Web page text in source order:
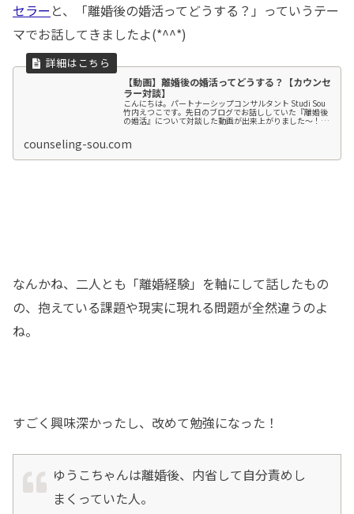
セラー と、「離婚後の婚活ってどうする？」っていうテー
マでお話してきましたよ(*^^*)
【動画】離婚後の婚活ってどうする？【カウンセ
ラー対談】
こんにちは。パートナーシップコンサルタント Studi Sou
竹内えつこです。先日のブログでお話ししていた『離婚後
の婚活』について対談した動画が出来上がりました〜！私
counseling-sou.com
なんかね、二人とも「離婚経験」を軸にして話したもの
の、抱えている課題や現実に現れる問題が全然違うのよ
ね。
すごく興味深かったし、改めて勉強になった！
ゆうこちゃんは離婚後、内省して自分責めし
まくっていた人。